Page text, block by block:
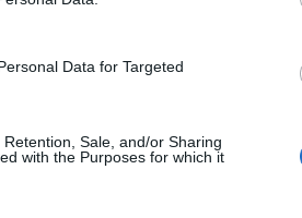
Data for Targeted
Sale, and/or Sharing
with the Purposes for which it
niż kilka rund. A co jeśli
Team Heretics, a przecież w